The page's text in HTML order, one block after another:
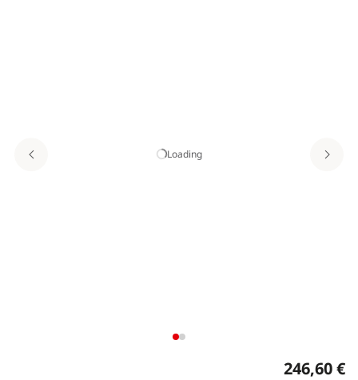
Loading
246,60 €